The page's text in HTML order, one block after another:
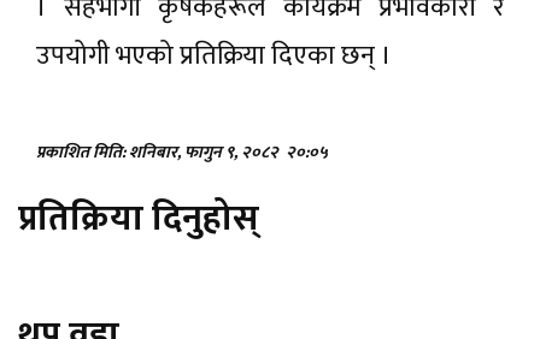
उपयोगी भएको प्रतिक्रिया दिएका छन् ।
प्रकाशित मिति: शनिबार, फागुन ९, २०८२ २०:०५
प्रतिक्रिया दिनुहोस्